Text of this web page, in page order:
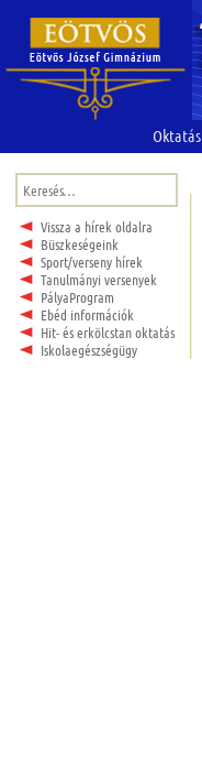
Oktatás
Keresés:
Vissza a hírek oldalra
Büszkeségeink
Sport/verseny hírek
Tanulmányi versenyek
PályaProgram
Ebéd információk
Hit- és erkölcstan oktatás
Iskolaegészségügy